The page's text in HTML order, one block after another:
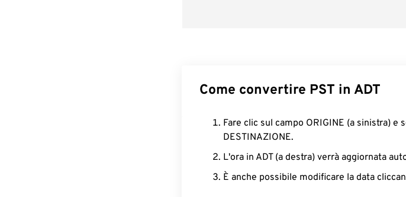
Come convertire PST in ADT
Fare clic sul campo ORIGINE (a sinistra)
DESTINAZIONE.
L'ora in ADT (a destra) verrà aggiornata
È anche possibile modificare la data